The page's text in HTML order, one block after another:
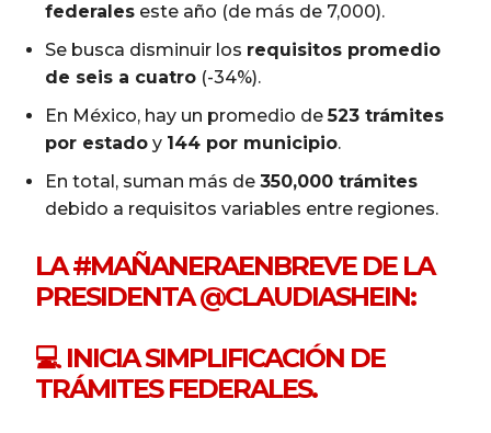
federales este año (de más de 7,000).
Se busca disminuir los requisitos promedio
de seis a cuatro (-34%).
En México, hay un promedio de523 trámites
por estado y 144 por municipio.
En total, suman más de 350,000 trámites
debido a requisitos variables entre regiones.
LA#MAÑANERAENBREVEDE LA
PRESIDENTA@CLAUDIASHEIN:
💻 INICIA SIMPLIFICACIÓN DE
TRÁMITES FEDERALES.